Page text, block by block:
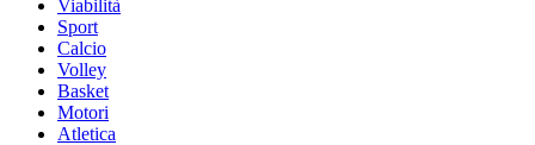
Viabilità
Sport
Calcio
Volley
Basket
Motori
Atletica